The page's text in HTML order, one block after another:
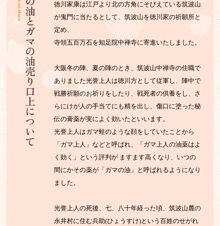
徳川家康は江戸より北の方角にそびえている筑波山
が鬼門に当たるとして、筑波山を徳川家の祈願所と
定め、
寺領五百万石を知足院中禅寺に寄進いたしました。
大阪冬の陣、夏の陣のとき、筑波山中禅寺の住職で
ありました光誉上人は徳川方として従軍し、陣中で
戦勝祈願のお祈りをしたり、戦死者の供養をし、さ
らにけが人の手当てにも精を出し、傷口に塗った秘
伝の膏薬が実によく効いたといいます。
光誉上人はガマ蛙のような顔をしていたことから
「ガマ上人」などと呼ばれ、「ガマ上人の油薬はよ
く効く」という評判が ますます高くなり、いつの
間にかその薬が「ガマの油」と呼ばれるようになり
ました。
光誉上人の死後、七、八十年経った頃、筑波山麓の
永井村に住む兵助(ひょうすけ)という百姓のせがれ